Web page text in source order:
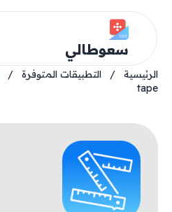
سعوطالي
الرئيسية / التطبيقات المتوفرة /
tape